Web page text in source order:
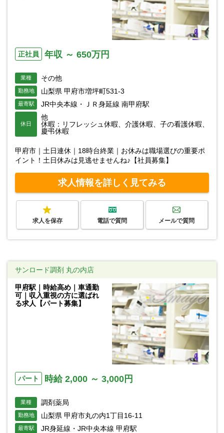
正社員 年収 ～ 650万円
業種 その他
勤務地 山梨県 甲府市増坪町531-3
最寄駅 JR中央本線・ＪＲ身延線 南甲府駅
休日
他
休暇：リフレッシュ休暇、介護休暇、子の看護休暇、
慶弔休暇
甲府市｜土日連休｜18時台終業｜お休みは職場選びの重要ポ
イント！土日休みは見逃せませんね♪【社員募集】
求人情報を詳しく見てみる
求人を保存 電話で質問 メールで質問
サンロード調剤 丸の内店
甲府駅｜時給高め｜車通勤
可｜収入重視の方に選ばれ
る求人【パート募集】
パート 時給 2,000 ～ 3,000円
業種 調剤薬局
勤務地 山梨県 甲府市丸の内1丁目16-11
最寄駅 JR身延線・JR中央本線 甲府駅